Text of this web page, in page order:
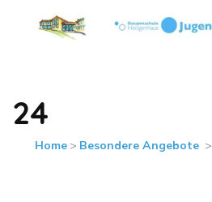
24
Home > Besondere Angebote >